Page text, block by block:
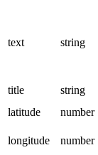
text string
title
string
latitude
number
longitude
number